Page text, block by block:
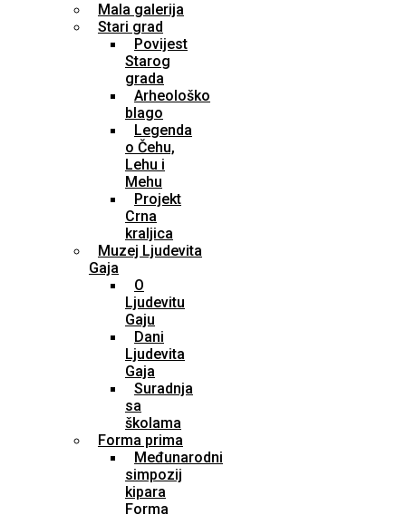
Mala galerija
Stari grad
Povijest
Starog
grada
Arheološko
blago
Legenda
o Čehu,
Lehu i
Mehu
Projekt
Crna
kraljica
Muzej Ljudevita
Gaja
O
Ljudevitu
Gaju
Dani
Ljudevita
Gaja
Suradnja
sa
školama
Forma prima
Međunarodni
simpozij
kipara
Forma